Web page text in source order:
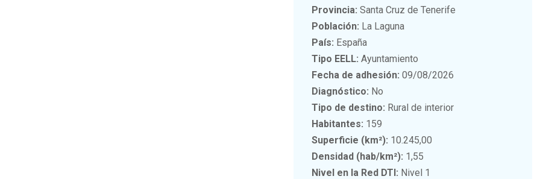
Provincia: Santa Cruz de Tenerife
Población: La Laguna
País: España
Tipo EELL: Ayuntamiento
Fecha de adhesión: 09/08/2026
Diagnóstico: No
Tipo de destino: Rural de interior
Habitantes: 159
Superficie (km²): 10.245,00
Densidad (hab/km²): 1,55
Nivel en la Red DTI: Nivel 1